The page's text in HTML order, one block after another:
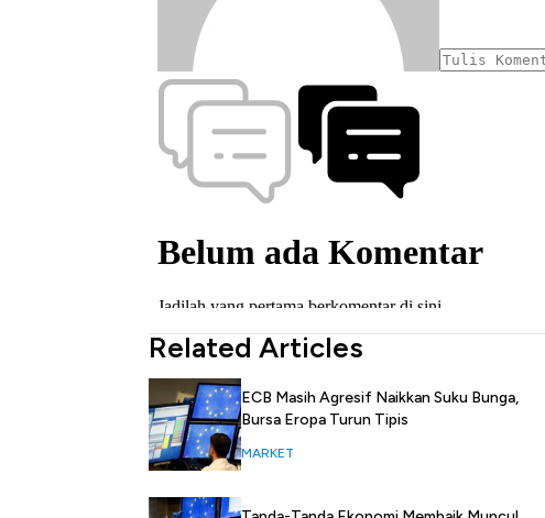
Related Articles
ECB Masih Agresif Naikkan Suku Bunga,
Bursa Eropa Turun Tipis
MARKET